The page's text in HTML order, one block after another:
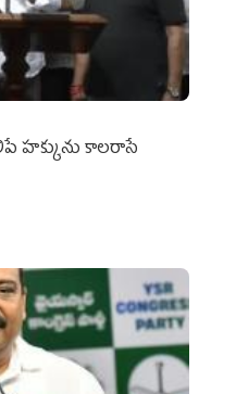
హక్కును కాలరాసే